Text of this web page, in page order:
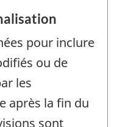
pour inclure
ou de
les
après la fin du
sont